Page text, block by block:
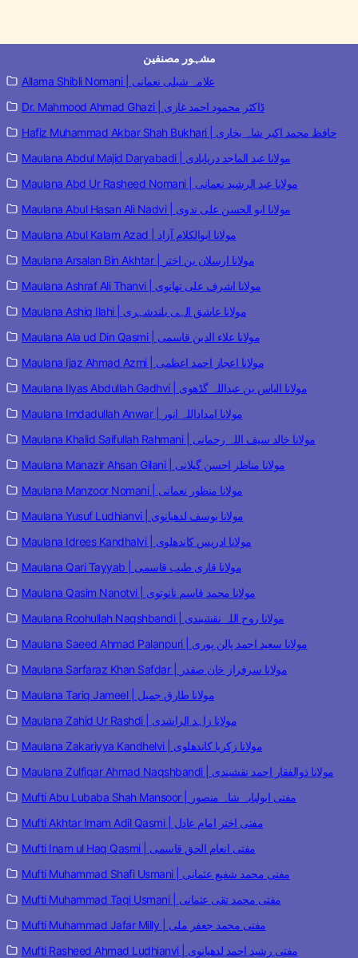
مشہور مصنفین
Allama Shibli Nomani | علامہ شبلی نعمانی
Dr. Mahmood Ahmad Ghazi | ڈاکٹر محمود احمد غازی
Hafiz Muhammad Akbar Shah Bukhari | حافظ محمد اکبر شاہ بخاری
Maulana Abdul Majid Daryabadi | مولانا عبد الماجد دریابادی
Maulana Abd Ur Rasheed Nomani | مولانا عبد الرشید نعمانی
Maulana Abul Hasan Ali Nadvi | مولانا ابو الحسن علی ندوی
Maulana Abul Kalam Azad | مولانا ابوالکلام آزاد
Maulana Arsalan Bin Akhtar | مولانا ارسلان بن اختر
Maulana Ashraf Ali Thanvi | مولانا اشرف علی تھانوی
Maulana Ashiq Ilahi | مولانا عاشق الہی بلندشہری
Maulana Ala ud Din Qasmi | مولانا علاء الدین قاسمی
Maulana Ijaz Ahmad Azmi | مولانا اعجاز احمد اعظمی
Maulana Ilyas Abdullah Gadhvi | مولانا الیاس بن عبداللہ گڈھوی
Maulana Imdadullah Anwar | مولانا امداداللہ انور
Maulana Khalid Saifullah Rahmani | مولانا خالد سیف اللہ رحمانی
Maulana Manazir Ahsan Gilani | مولانا مناظر احسن گیلانی
Maulana Manzoor Nomani | مولانا منظور نعمانی
Maulana Yusuf Ludhianvi | مولانا یوسف لدھیانوی
Maulana Idrees Kandhalvi | مولانا ادریس کاندھلوی
Maulana Qari Tayyab | مولانا قاری طیب قاسمی
Maulana Qasim Nanotvi | مولانا محمد قاسم نانوتوی
Maulana Roohullah Naqshbandi | مولانا روح اللہ نقشبندی
Maulana Saeed Ahmad Palanpuri | مولانا سعید احمد پالن پوری
Maulana Sarfaraz Khan Safdar | مولانا سرفراز خان صفدر
Maulana Tariq Jameel | مولانا طارق جمیل
Maulana Zahid Ur Rashdi | مولانا زاہد الراشدی
Maulana Zakariyya Kandhelvi | مولانا زکریا کاندھلوی
Maulana Zulfiqar Ahmad Naqshbandi | مولانا ذوالفقار احمد نقشبندی
Mufti Abu Lubaba Shah Mansoor | مفتی ابولبابہ شاہ منصور
Mufti Akhtar Imam Adil Qasmi | مفتی اختر امام عادل
Mufti Inam ul Haq Qasmi | مفتی انعام الحق قاسمی
Mufti Muhammad Shafi Usmani | مفتی محمد شفیع عثمانی
Mufti Muhammad Taqi Usmani | مفتی محمد تقی عثمانی
Mufti Muhammad Jafar Milly | مفتی محمد جعفر ملی
Mufti Rasheed Ahmad Ludhianvi | مفتی رشید احمد لدھیانوی